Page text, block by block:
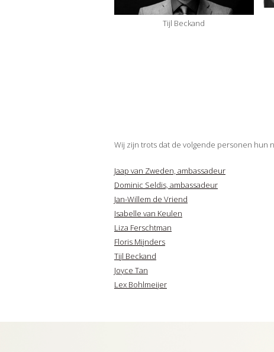
Tijl Beckand
Wij zijn trots dat de volgende personen hun
Jaap van Zweden, ambassadeur
Dominic Seldis, ambassadeur
Jan-Willem de Vriend
Isabelle van Keulen
Liza Ferschtman
Floris Mijnders
Tijl Beckand
Joyce Tan
Lex Bohlmeijer